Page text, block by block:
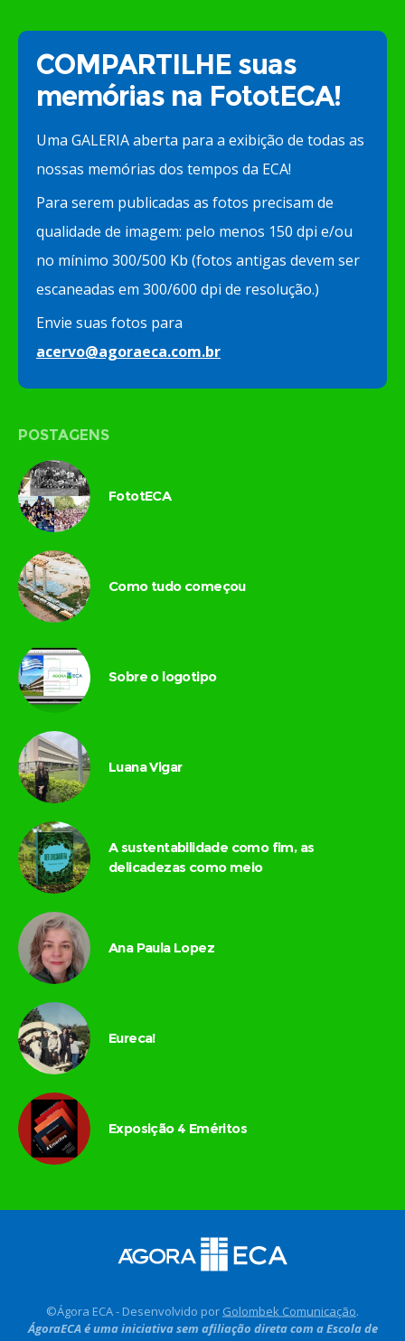
COMPARTILHE suas
memórias na FototECA!
Uma GALERIA aberta para a exibição de todas as
nossas memórias dos tempos da ECA!
Para serem publicadas as fotos precisam de
qualidade de imagem: pelo menos 150 dpi e/ou
no mínimo 300/500 Kb (fotos antigas devem ser
escaneadas em 300/600 dpi de resolução.)
Envie suas fotos para
acervo@agoraeca.com.br
POSTAGENS
FototECA
Como tudo começou
Sobre o logotipo
Luana Vigar
A sustentabilidade como fim, as
delicadezas como meio
Ana Paula Lopez
Eureca!
Exposição 4 Eméritos
©Ágora ECA - Desenvolvido por Golombek Comunicação.
ÁgoraECA é uma iniciativa sem afiliação direta com a Escola de